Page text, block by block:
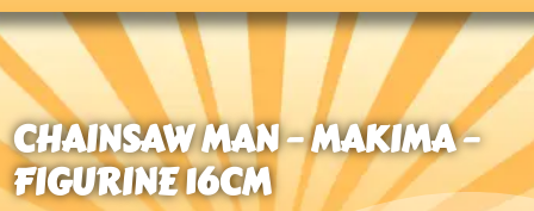
CHAINSAW MAN – MAKIMA –
FIGURINE 16CM